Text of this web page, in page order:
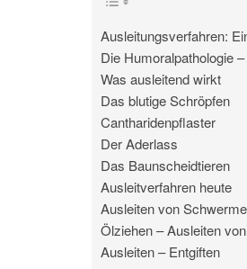
Ausleitungsverfahren:
Die Humoralpathologie
Was ausleitend wirkt
Das blutige Schröpfen
Cantharidenpflaster
Der Aderlass
Das Baunscheidtieren
Ausleitverfahren heute
Ausleiten von
Ölziehen – Ausleiten
Ausleiten – Entgiften